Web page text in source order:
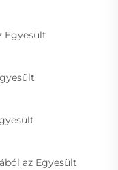
Egyesült
az Egyesült